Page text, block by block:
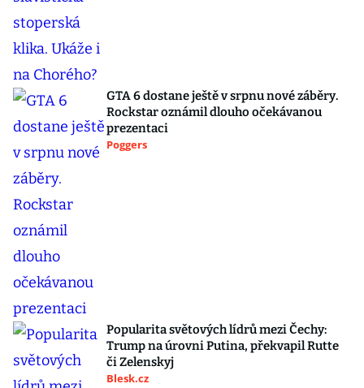
GTA 6 dostane ještě v srpnu nové záběry.
Rockstar oznámil dlouho očekávanou
prezentaci
Poggers
Popularita světových lídrů mezi Čechy:
Trump na úrovni Putina, překvapil Rutte
či Zelenskyj
Blesk.cz